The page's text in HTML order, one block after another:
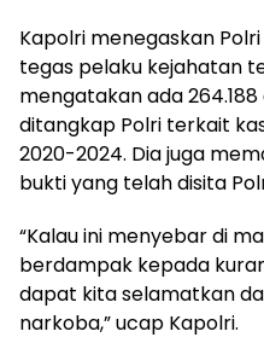
Kapolri menegaskan
tegas pelaku kejahatan
mengatakan ada
ditangkap Polri terkait
2020-2024. Dia juga
bukti yang telah disita
“Kalau ini menyebar di
berdampak kepada
dapat kita selamatkan
narkoba,” ucap Kapolri.